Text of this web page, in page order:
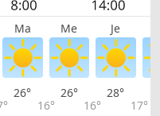
Ma Me Je
26°
16°
26°
16°
28°
17°